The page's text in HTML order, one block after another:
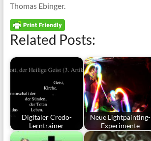
Thomas Ebinger.
Related Posts:
Digitaler Credo-
Lerntrainer
Neue Lightpainting-
Experimente